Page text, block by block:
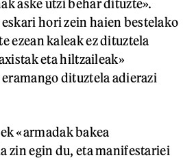
aske utzi behar dituzte».
hori zein haien bestelako
ezean kaleak ez dituztela
eta hiltzaileak»
dituztela adierazi
«armadak bakea
zin egin du, eta manifestariei